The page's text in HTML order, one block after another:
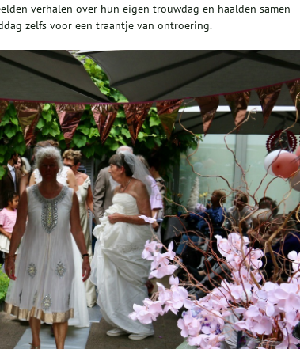
verhalen over hun eigen trouwdag en haalden samen
zelfs voor een traantje van ontroering.